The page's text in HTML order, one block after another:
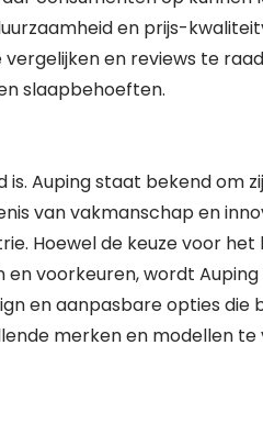
en prijs-
en reviews te
slaapbehoeften.
Auping staat bekend om
van vakmanschap en
Hoewel de keuze voor
voorkeuren, wordt
en aanpasbare opties die
merken en modellen te